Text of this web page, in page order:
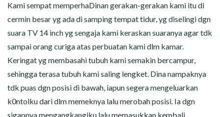
Kami sempat memperhaDinan gerakan-gerakan kami itu di
cermin besar yg ada di samping tempat tidur, yg diselingi dgn
suara TV 14 inch yg sengaja kami keraskan suaranya agar tdk
sampai orang curiga atas perbuatan kami dlm kamar.
Keringat yg membasahi tubuh kami semakin bercampur,
sehingga terasa tubuh kami saling lengket. Dina nampaknya
tdk puas dgn posisi di bawah, iapun segera mengeluarkan
k0ntolku dari dlm memeknya lalu merobah posisi. Ia dgn
sigapnya mengangkangiku lalu memasukkan kembali